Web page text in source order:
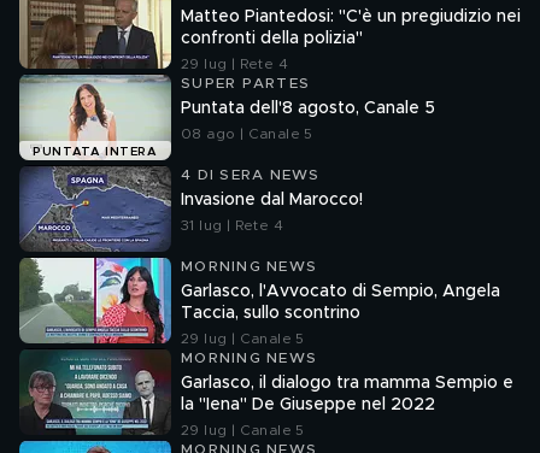
Matteo Piantedosi: "C'è un pregiudizio nei
confronti della polizia"
29 lug | Rete 4
PUNTATA INTERA
SUPER PARTES
Puntata dell'8 agosto, Canale 5
08 ago | Canale 5
4 DI SERA NEWS
Invasione dal Marocco!
31 lug | Rete 4
MORNING NEWS
Garlasco, l'Avvocato di Sempio, Angela
Taccia, sullo scontrino
29 lug | Canale 5
MORNING NEWS
Garlasco, il dialogo tra mamma Sempio e
la "Iena" De Giuseppe nel 2022
29 lug | Canale 5
MORNING NEWS